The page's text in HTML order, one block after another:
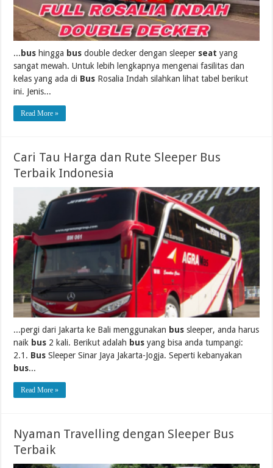
...bus hingga bus double decker dengan sleeper seat yang
sangat mewah. Untuk lebih lengkapnya mengenai fasilitas dan
kelas yang ada di Bus Rosalia Indah silahkan lihat tabel berikut
ini. Jenis...
Read More »
Cari Tau Harga dan Rute Sleeper Bus
Terbaik Indonesia
...pergi dari Jakarta ke Bali menggunakan bus sleeper, anda harus
naik bus 2 kali. Berikut adalah bus yang bisa anda tumpangi:
2.1. Bus Sleeper Sinar Jaya Jakarta-Jogja. Seperti kebanyakan
bus...
Read More »
Nyaman Travelling dengan Sleeper Bus
Terbaik